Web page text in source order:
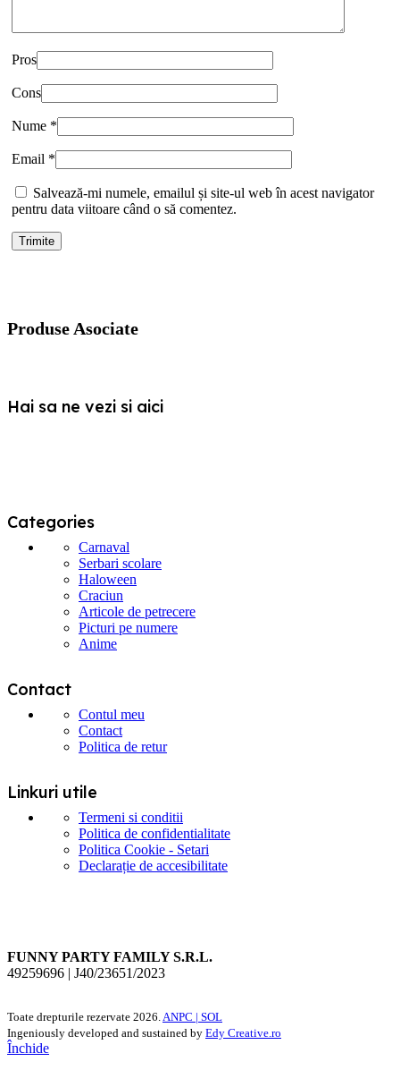
Pros
Cons
Nume *
Email *
Salvează-mi numele, emailul și site-ul web în acest navigator
pentru data viitoare când o să comentez.
Produse Asociate
Hai sa ne vezi si aici
Categories
Carnaval
Serbari scolare
Haloween
Craciun
Articole de petrecere
Picturi pe numere
Anime
Contact
Contul meu
Contact
Politica de retur
Linkuri utile
Termeni si conditii
Politica de confidentialitate
Politica Cookie - Setari
Declarație de accesibilitate
FUNNY PARTY FAMILY S.R.L.
49259696 | J40/23651/2023
Toate drepturile rezervate 2026.ANPC | SOL
Ingeniously developed and sustained by Edy Creative.ro
Închide